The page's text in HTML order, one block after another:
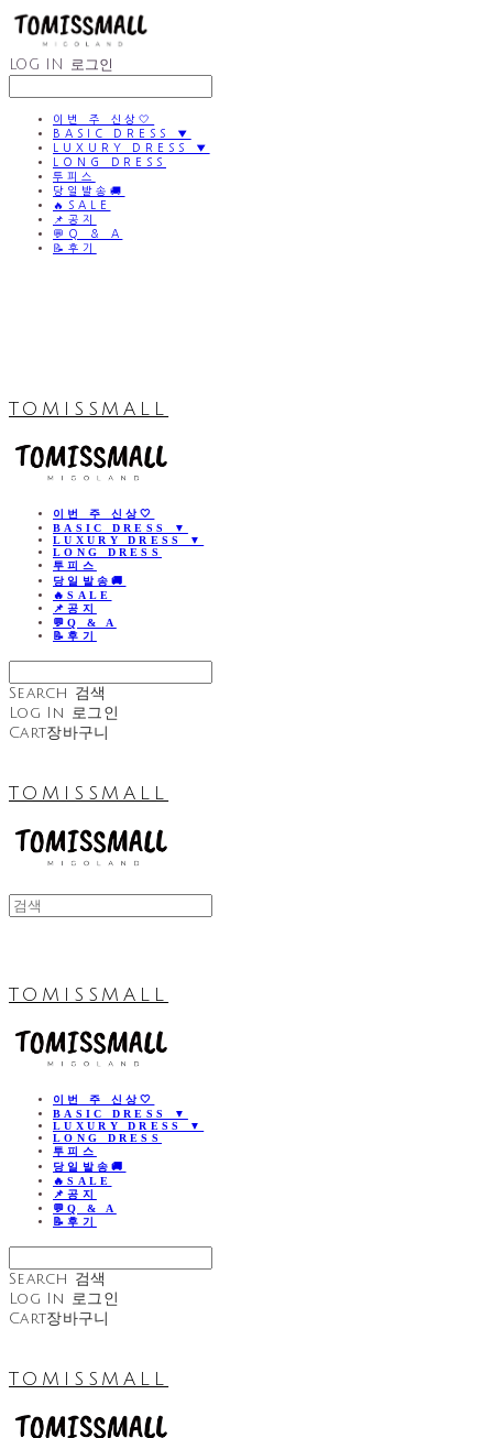
LOG IN 로그인
이번 주 신상🤍
BASIC DRESS ▼
LUXURY DRESS ▼
LONG DRESS
투피스
당일발송🚚
🔥SALE
📌공지
💬Q & A
📝후기
TOMISSMALL
이번 주 신상🤍
BASIC DRESS ▼
LUXURY DRESS ▼
LONG DRESS
투피스
당일발송🚚
🔥SALE
📌공지
💬Q & A
📝후기
Search 검색
Log In 로그인
Cart장바구니
TOMISSMALL
TOMISSMALL
이번 주 신상🤍
BASIC DRESS ▼
LUXURY DRESS ▼
LONG DRESS
투피스
당일발송🚚
🔥SALE
📌공지
💬Q & A
📝후기
Search 검색
Log In 로그인
Cart장바구니
TOMISSMALL